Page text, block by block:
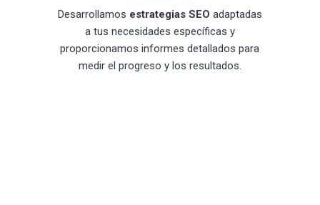
Desarrollamos estrategias SEO adaptadas
a tus necesidades específicas y
proporcionamos informes detallados para
medir el progreso y los resultados.